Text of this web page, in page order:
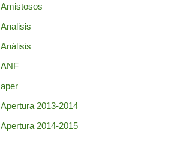
Amistosos
Analisis
Análisis
ANF
aper
Apertura 2013-2014
Apertura 2014-2015